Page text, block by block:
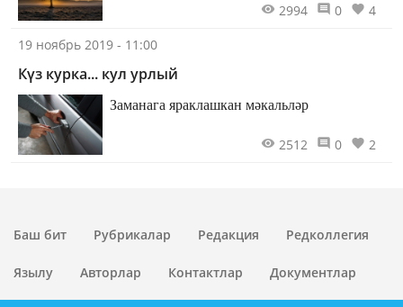
2994 0 4
19 ноябрь 2019 - 11:00
Күз курка... кул урлый
Заманага яраклашкан мәкальләр
2512 0 2
Баш бит Рубрикалар Редакция Редколлегия
Язылу Авторлар Контактлар Документлар